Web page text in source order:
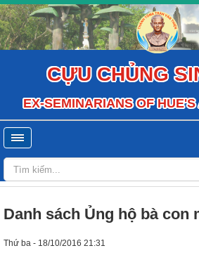
CỰU CHỦNG
EX-SEMINARIANS OF
Danh sách Ủng hộ bà con
Thứ ba - 18/10/2016 21:31